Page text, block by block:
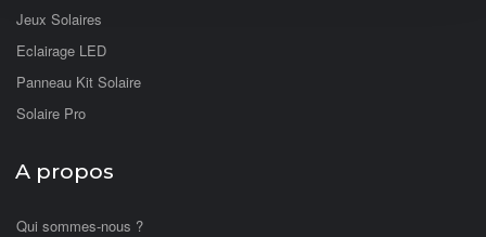
Jeux Solaires
Eclairage LED
Panneau Kit Solaire
Solaire Pro
A propos
Qui sommes-nous ?